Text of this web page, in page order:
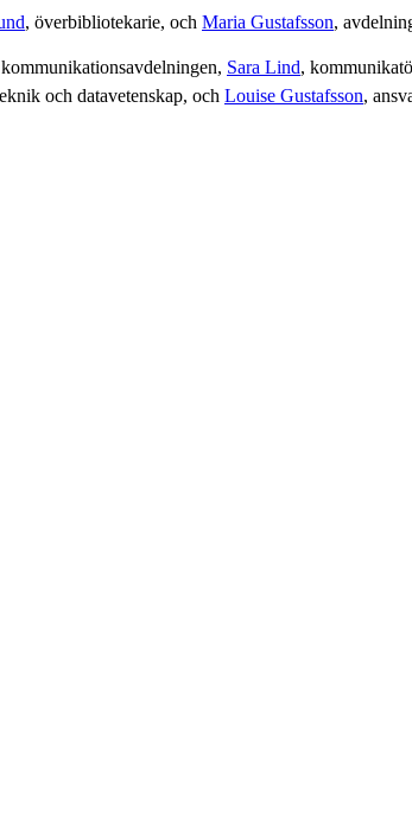
, överbibliotekarie, och Maria Gustafsson,
Sara Lind,
och datavetenskap, och Louise Gustafsson,